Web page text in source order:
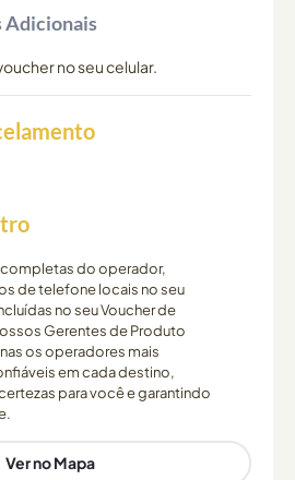
Adicionais
no seu celular.
do operador,
de telefone locais no seu
no seu Voucher de
Gerentes de Produto
os operadores mais
em cada destino,
para você e garantindo
Ver no Mapa